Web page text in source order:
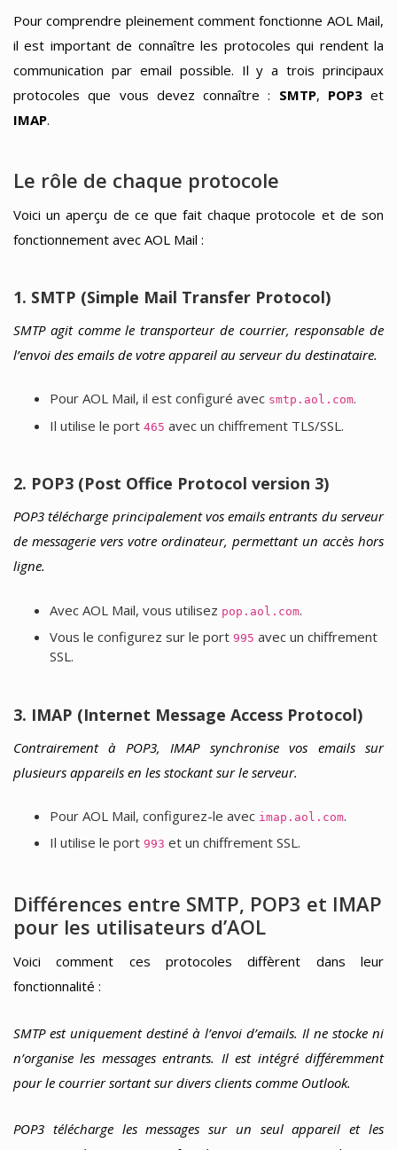
Pour comprendre pleinement comment fonctionne AOL Mail,
il est important de connaître les protocoles qui rendent la
communication par email possible. Il y a trois principaux
protocoles que vous devez connaître : SMTP, POP3et
IMAP.
Le rôle de chaque protocole
Voici un aperçu de ce que fait chaque protocole et de son
fonctionnement avec AOL Mail :
1. SMTP (Simple Mail Transfer Protocol)
SMTP agit comme le transporteur de courrier, responsable de
l’envoi des emails de votre appareil au serveur du destinataire.
Pour AOL Mail, il est configuré avec smtp.aol.com.
Il utilise le port 465 avec un chiffrement TLS/SSL.
2. POP3 (Post Office Protocol version 3)
POP3 télécharge principalement vos emails entrants du serveur
de messagerie vers votre ordinateur, permettant un accès hors
ligne.
Avec AOL Mail, vous utilisez pop.aol.com.
Vous le configurez sur le port 995 avec un chiffrement
SSL.
3. IMAP (Internet Message Access Protocol)
Contrairement à POP3, IMAP synchronise vos emails sur
plusieurs appareils en les stockant sur le serveur.
Pour AOL Mail, configurez-le avec imap.aol.com.
Il utilise le port 993 et un chiffrement SSL.
Différences entre SMTP, POP3 et IMAP
pour les utilisateurs d’AOL
Voici comment ces protocoles diffèrent dans leur
fonctionnalité :
SMTP est uniquement destiné à l’envoi d’emails. Il ne stocke ni
n’organise les messages entrants. Il est intégré différemment
pour le courrier sortant sur divers clients comme Outlook.
POP3 télécharge les messages sur un seul appareil et les